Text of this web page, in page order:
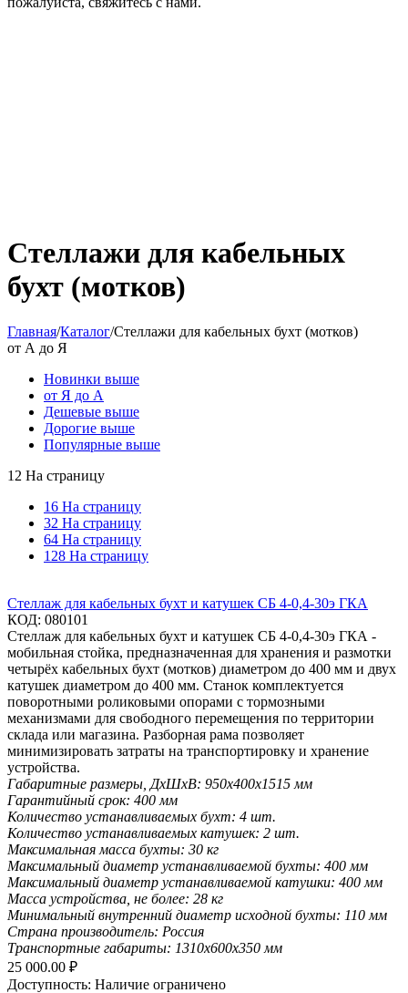
Стеллажи для кабельных
бухт (мотков)
Главная/Каталог/Стеллажи для кабельных бухт (мотков)
от А до Я
Новинки выше
от Я до А
Дешевые выше
Дорогие выше
Популярные выше
12 На страницу
16 На страницу
32 На страницу
64 На страницу
128 На страницу
Стеллаж для кабельных бухт и катушек СБ 4-0,4-30э ГКА
КОД: 080101
Стеллаж для кабельных бухт и катушек СБ 4-0,4-30э ГКА -
мобильная стойка, предназначенная для хранения и размотки
четырёх кабельных бухт (мотков) диаметром до 400 мм и двух
катушек диаметром до 400 мм. Станок комплектуется
поворотными роликовыми опорами с тормозными
механизмами для свободного перемещения по территории
склада или магазина. Разборная рама позволяет
минимизировать затраты на транспортировку и хранение
устройства.
Габаритные размеры, ДхШхВ: 950х400х1515 мм
Гарантийный срок: 400 мм
Количество устанавливаемых бухт: 4 шт.
Количество устанавливаемых катушек: 2 шт.
Максимальная масса бухты: 30 кг
Максимальный диаметр устанавливаемой бухты: 400 мм
Максимальный диаметр устанавливаемой катушки: 400 мм
Масса устройства, не более: 28 кг
Минимальный внутренний диаметр исходной бухты: 110 мм
Страна производитель: Россия
Транспортные габариты: 1310х600х350 мм
25 000.00 ₽
Доступность: Наличие ограничено